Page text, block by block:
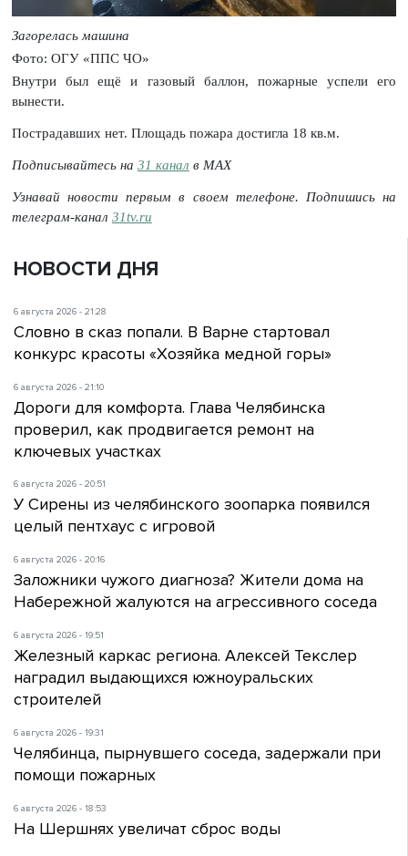
Загорелась машина
Фото: ОГУ «ППС ЧО»
Внутри был ещё и газовый баллон, пожарные успели его
вынести.
Пострадавших нет. Площадь пожара достигла 18 кв.м.
Подписывайтесь на 31 канал в МАХ
Узнавай новости первым в своем телефоне. Подпишись на
телеграм-канал 31tv.ru
НОВОСТИ ДНЯ
6 августа 2026 - 21:28
Словно в сказ попали. В Варне стартовал
конкурс красоты «Хозяйка медной горы»
6 августа 2026 - 21:10
Дороги для комфорта. Глава Челябинска
проверил, как продвигается ремонт на
ключевых участках
6 августа 2026 - 20:51
У Сирены из челябинского зоопарка появился
целый пентхаус с игровой
6 августа 2026 - 20:16
Заложники чужого диагноза? Жители дома на
Набережной жалуются на агрессивного соседа
6 августа 2026 - 19:51
Железный каркас региона. Алексей Текслер
наградил выдающихся южноуральских
строителей
6 августа 2026 - 19:31
Челябинца, пырнувшего соседа, задержали при
помощи пожарных
6 августа 2026 - 18:53
На Шершнях увеличат сброс воды